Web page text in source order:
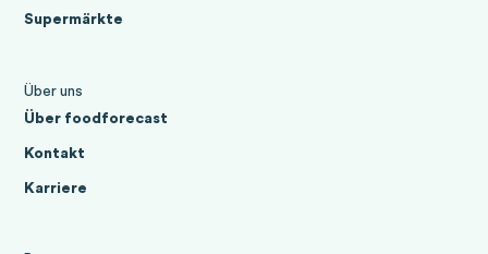
Supermärkte
Über uns
Über foodforecast
Kontakt
Karriere